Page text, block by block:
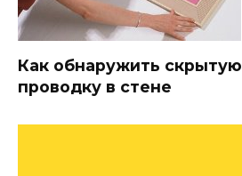
Как обнаружить скрытую
проводку в стене